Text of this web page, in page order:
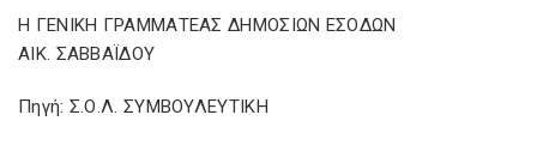
Η ΓΕΝΙΚΗ ΓΡΑΜΜΑΤΕΑΣ ΔΗΜΟΣΙΩΝ ΕΣΟΔΩΝ
ΑΙΚ. ΣΑΒΒΑΪΔΟΥ
Πηγή: Σ.Ο.Λ. ΣΥΜΒΟΥΛΕΥΤΙΚΗ